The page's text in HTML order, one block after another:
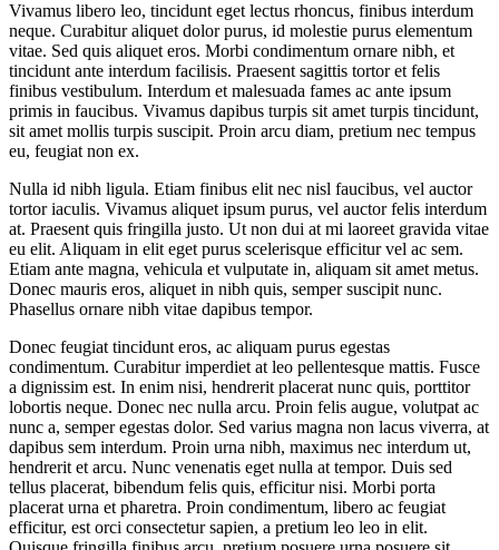
Vivamus libero leo, tincidunt eget lectus rhoncus, finibus interdum
neque. Curabitur aliquet dolor purus, id molestie purus elementum
vitae. Sed quis aliquet eros. Morbi condimentum ornare nibh, et
tincidunt ante interdum facilisis. Praesent sagittis tortor et felis
finibus vestibulum. Interdum et malesuada fames ac ante ipsum
primis in faucibus. Vivamus dapibus turpis sit amet turpis tincidunt,
sit amet mollis turpis suscipit. Proin arcu diam, pretium nec tempus
eu, feugiat non ex.
Nulla id nibh ligula. Etiam finibus elit nec nisl faucibus, vel auctor
tortor iaculis. Vivamus aliquet ipsum purus, vel auctor felis interdum
at. Praesent quis fringilla justo. Ut non dui at mi laoreet gravida vitae
eu elit. Aliquam in elit eget purus scelerisque efficitur vel ac sem.
Etiam ante magna, vehicula et vulputate in, aliquam sit amet metus.
Donec mauris eros, aliquet in nibh quis, semper suscipit nunc.
Phasellus ornare nibh vitae dapibus tempor.
Donec feugiat tincidunt eros, ac aliquam purus egestas
condimentum. Curabitur imperdiet at leo pellentesque mattis. Fusce
a dignissim est. In enim nisi, hendrerit placerat nunc quis, porttitor
lobortis neque. Donec nec nulla arcu. Proin felis augue, volutpat ac
nunc a, semper egestas dolor. Sed varius magna non lacus viverra, at
dapibus sem interdum. Proin urna nibh, maximus nec interdum ut,
hendrerit et arcu. Nunc venenatis eget nulla at tempor. Duis sed
tellus placerat, bibendum felis quis, efficitur nisi. Morbi porta
placerat urna et pharetra. Proin condimentum, libero ac feugiat
efficitur, est orci consectetur sapien, a pretium leo leo in elit.